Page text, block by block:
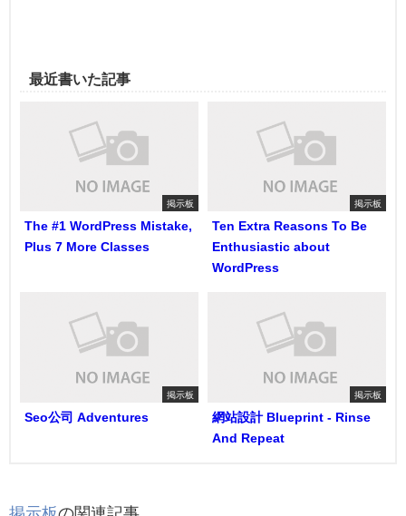
最近書いた記事
掲示板
The #1 WordPress Mistake,
Plus 7 More Classes
掲示板
Ten Extra Reasons To Be
Enthusiastic about
WordPress
掲示板
Seo公司 Adventures
掲示板
網站設計 Blueprint - Rinse
And Repeat